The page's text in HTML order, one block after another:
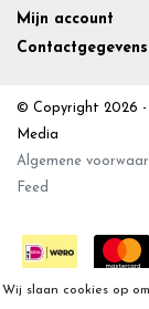
Mijn account
Contactgegevens
© Copyright 2026 -
Media
Algemene
Feed
Wij slaan cookies op